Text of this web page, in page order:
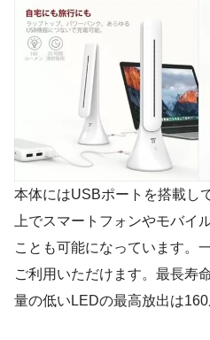
本体にはUSBポートを搭載し
上でスマートフォンやモバイ
ことも可能になっています。
ご利用いただけます。最長寿
量の低いLEDの最高放出は